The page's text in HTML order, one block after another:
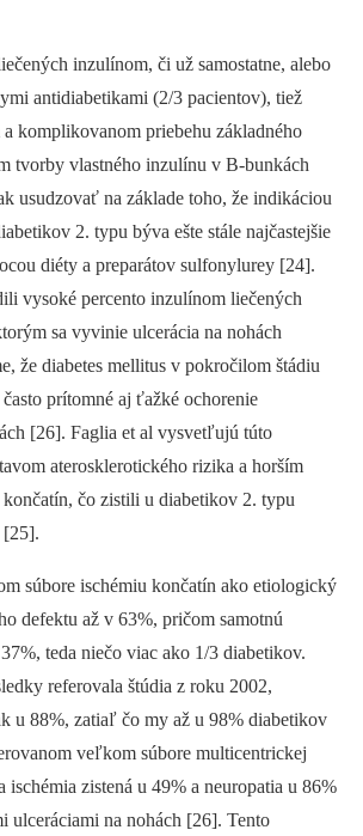
inzulínom, či už samostatne, alebo
antidiabetikami (2/3 pacientov), tiež
komplikovanom priebehu základného
tvorby vlastného inzulínu v B-bunkách
usudzovať na základe toho, že indikáciou
2. typu býva ešte stále najčastejšie
diéty a preparátov sulfonylurey [24].
vysoké percento inzulínom liečených
sa vyvinie ulcerácia na nohách
že diabetes mellitus v pokročilom štádiu
prítomné aj ťažké ochorenie
[26]. Faglia et al vysvetľujú túto
aterosklerotického rizika a horším
čo zistili u diabetikov 2. typu
[25].
súbore ischémiu končatín ako etiologický
defektu až v 63%, pričom samotnú
teda niečo viac ako 1/3 diabetikov.
referovala štúdia z roku 2002,
u 88%, zatiaľ čo my až u 98% diabetikov
veľkom súbore multicentrickej
ischémia zistená u 49% a neuropatia u 86%
ulceráciami na nohách [26]. Tento